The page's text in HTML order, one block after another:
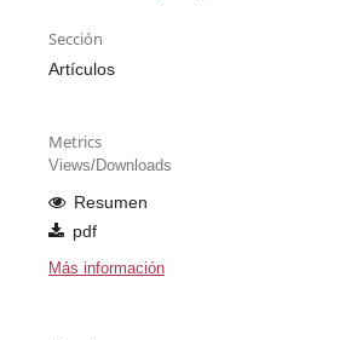
Sección
Artículos
Metrics
Views/Downloads
Resumen
pdf
Más información